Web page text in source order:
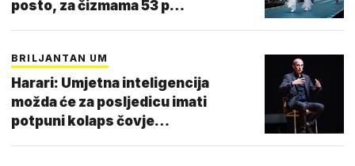
posto, za čizmama 53 p…
BRILJANTAN UM
Harari: Umjetna inteligencija
možda će za posljedicu imati
potpuni kolaps čovje…